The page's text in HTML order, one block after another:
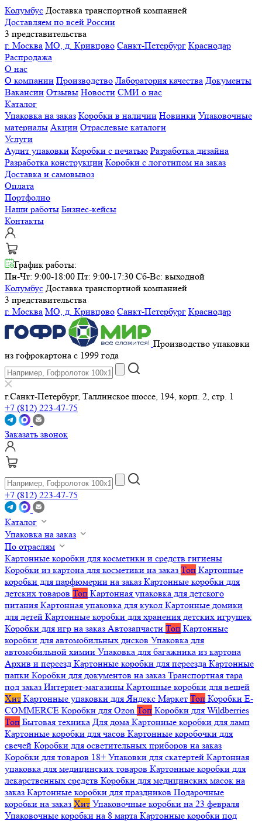
Колумбус Доставка транспортной компанией
Доставляем по всей России
3 представительства
г. Москва МО, д. Кривцово Санкт-Петербург Краснодар
Распродажа
О нас
О компании Производство Лаборатория качества Документы
Вакансии Отзывы Новости СМИ о нас
Каталог
Упаковка на заказ Коробки в наличии Новинки Упаковочные
материалы Акции Отраслевые каталоги
Услуги
Аудит упаковки Коробки с печатью Разработка дизайна
Разработка конструкции Коробки с логотипом на заказ
Доставка и самовывоз
Оплата
Портфолио
Наши работы Бизнес-кейсы
Контакты
График работы:
Пн-Чт: 9:00-18:00 Пт: 9:00-17:30 Сб-Вс: выходной
Колумбус Доставка транспортной компанией
3 представительства
г. Москва МО, д. Кривцово Санкт-Петербург Краснодар
Производство упаковки
из гофрокартона с 1999 года
г.Санкт-Петербург, Таллинское шоссе, 194, корп. 2, стр. 1
+7 (812) 223-47-75
Заказать звонок
+7 (812) 223-47-75
Каталог
Упаковка на заказ
По отраслям
Картонные коробки для косметики и средств гигиены
Коробки из картона для косметики на заказ Топ Картонные
коробки для парфюмерии на заказ Картонные коробки для
детских товаров Топ Картонная упаковка для детского
питания Картонная упаковка для кукол Картонные домики
для детей Картонные коробки для хранения детских игрушек
Коробки для игр на заказ Автозапчасти Топ Картонные
коробки для автомобильных дисков Упаковка для
автомобильной химии Упаковка для багажника из картона
Архив и переезд Картонные коробки для переезда Картонные
папки Коробки для документов на заказ Транспортная тара
под заказ Интернет-магазины Картонные коробки для вещей
Хит Картонные упаковки для Яндекс Маркет Топ Коробки E-
COMMERCE Коробки для Ozon Топ Коробки для Wildberries
Топ Бытовая техника Для дома Картонные коробки для ламп
Картонные коробки для часов Картонные коробочки для
свечей Коробки для осветительных приборов на заказ
Коробки для товаров 18+ Упаковки для скатертей Картонная
упаковка для медицинских товаров Картонные коробки для
лекарственных средств Коробки для медицинских масок на
заказ Картонные коробки для праздников Подарочные
коробки на заказ Хит Упаковочные коробки на 23 февраля
Упаковочные коробки на 8 марта Картонные коробки под